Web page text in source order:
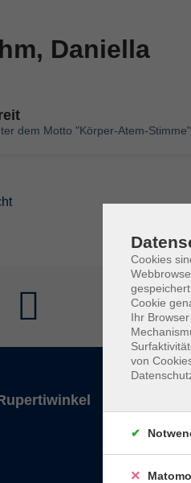
Daniella
dem Motto "Körper-Atem-Stimme"
Gesellschaft
Cookies
Cookie
Ihr
von
Matomo